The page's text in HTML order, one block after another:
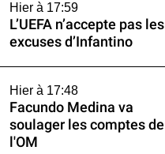
Hier à 17:59
L’UEFA n’accepte pas les
excuses d’Infantino
Hier à 17:48
Facundo Medina va
soulager les comptes de
l'OM